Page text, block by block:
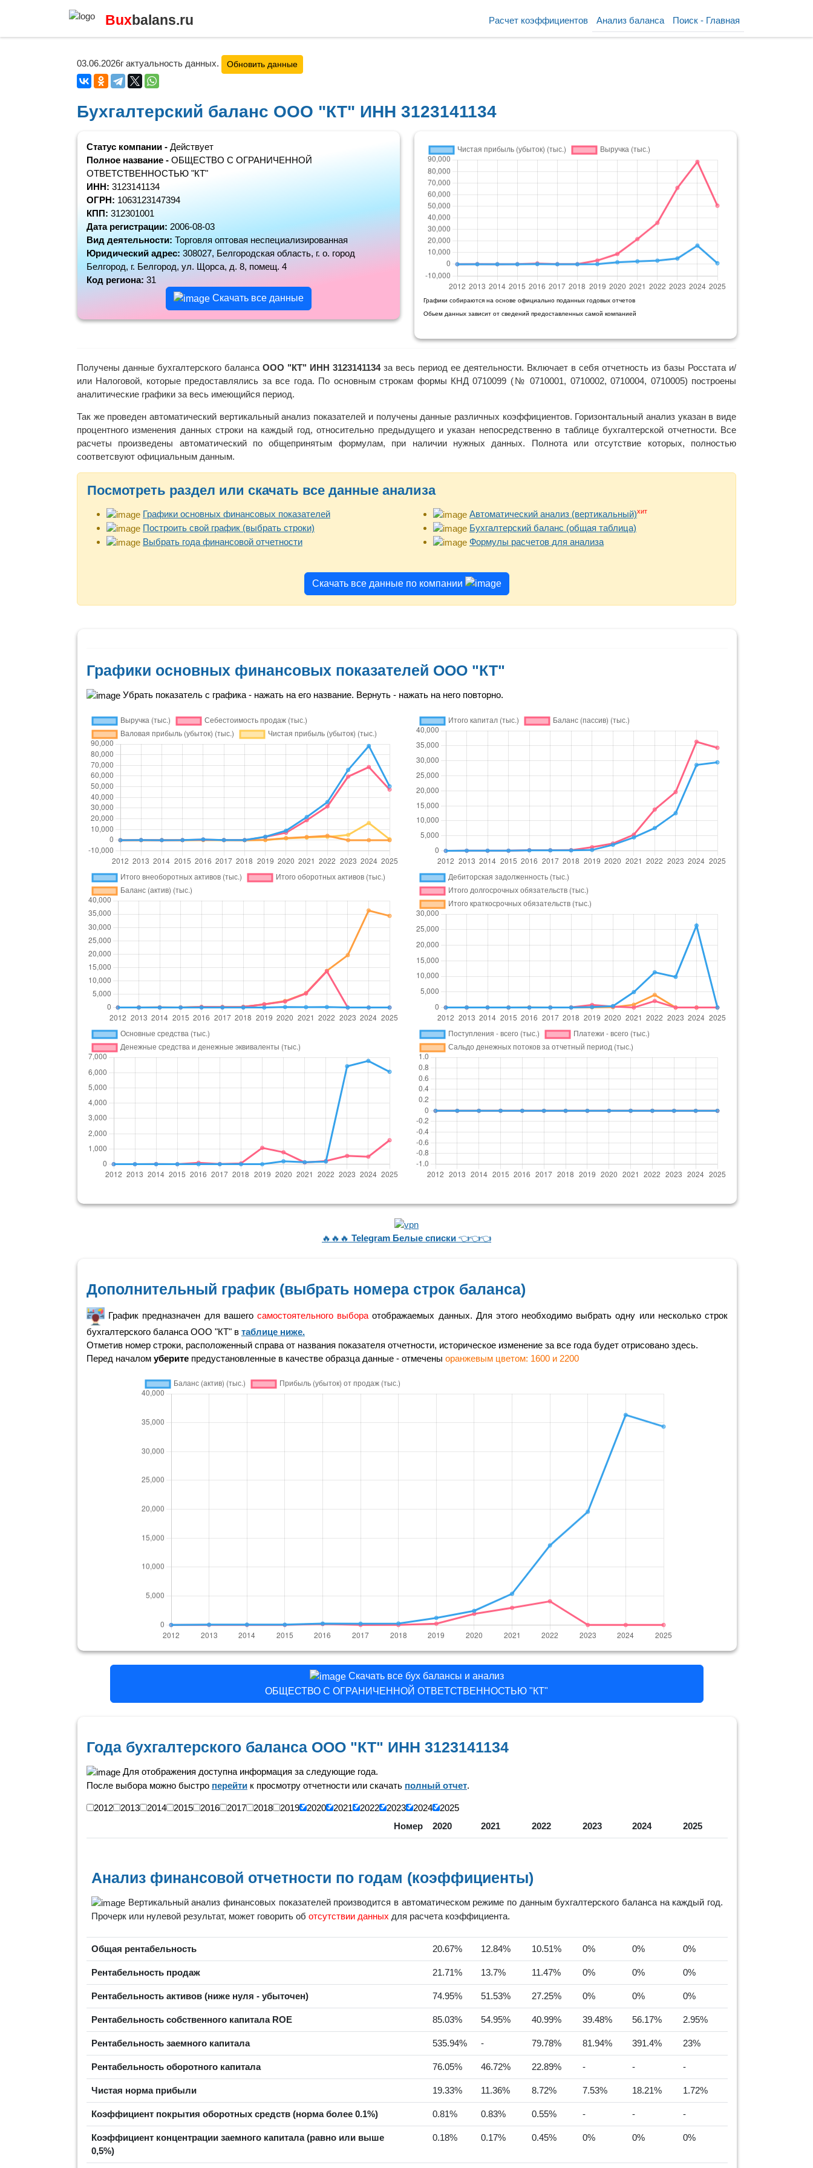
Buxbalans.ru Поиск - Главная
Анализ баланса
Расчет коэффициентов
03.06.2026г актуальность данных. Обновить данные
Бухгалтерский баланс ООО "КТ" ИНН 3123141134
Статус компании - Действует
Полное название - ОБЩЕСТВО С ОГРАНИЧЕННОЙ
ОТВЕТСТВЕННОСТЬЮ "КТ"
ИНН: 3123141134
ОГРН: 1063123147394
КПП: 312301001
Дата регистрации: 2006-08-03
Вид деятельности: Торговля оптовая неспециализированная
Юридический адрес: 308027, Белгородская область, г. о. город
Белгород, г. Белгород, ул. Щорса, д. 8, помещ. 4
Код региона: 31
Скачать все данные
Графики собираются на основе официально поданных годовых отчетов
Обьем данных зависит от сведений предоставленных самой компанией
Получены данные бухгалтерского баланса ООО "КТ" ИНН 3123141134за весь период ее деятельности. Включает в себя отчетность из базы Росстата и/
или Налоговой, которые предоставлялись за все года. По основным строкам формы КНД 0710099 (№ 0710001, 0710002, 0710004, 0710005) построены
аналитические графики за весь имеющийся период.
Так же проведен автоматический вертикальный анализ показателей и получены данные различных коэффициентов. Горизонтальный анализ указан в виде
процентного изменения данных строки на каждый год, относительно предыдущего и указан непосредственно в таблице бухгалтерской отчетности. Все
расчеты произведены автоматический по общепринятым формулам, при наличии нужных данных. Полнота или отсутствие которых, полностью
соответсвуют официальным данным.
Посмотреть раздел или скачать все данные анализа
Графики основных финансовых показателей
Построить свой график (выбрать строки)
Выбрать года финансовой отчетности
Автоматический анализ (вертикальный)хит
Бухгалтерский баланс (общая таблица)
Формулы расчетов для анализа
Скачать все данные по компании
Графики основных финансовых показателей ООО "КТ"
Убрать показатель с графика - нажать на его название. Вернуть - нажать на него повторно.
🔥🔥🔥 Telegram Белые списки 👈👈👈
Дополнительный график (выбрать номера строк баланса)
График предназначен для вашего самостоятельного выбора отображаемых данных. Для этого необходимо выбрать одну или несколько строк
бухгалтерского баланса ООО "КТ" в таблице ниже.
Отметив номер строки, расположенный справа от названия показателя отчетности, историческое изменение за все года будет отрисовано здесь.
Перед началом уберите предустановленные в качестве образца данные - отмечены оранжевым цветом: 1600 и 2200
Скачать все бух балансы и анализ
ОБЩЕСТВО С ОГРАНИЧЕННОЙ ОТВЕТСТВЕННОСТЬЮ "КТ"
Года бухгалтерского баланса ООО "КТ" ИНН 3123141134
Для отображения доступна информация за следующие года.
После выбора можно быстро перейти к просмотру отчетности или скачать полный отчет.
2012 2013 2014 2015 2016 2017 2018 2019 2020 2021 2022 2023 2024
2025
Номер
2020 2021 2022 2023 2024 2025
Анализ финансовой отчетности по годам (коэффициенты)
Вертикальный анализ финансовых показателей производится в автоматическом режиме по данным бухгалтерского баланса на каждый год.
Прочерк или нулевой результат, может говорить об отсутствии данных для расчета коэффициента.
Общая рентабельность 20.67% 12.84% 10.51% 0% 0% 0%
Рентабельность продаж 21.71% 13.7% 11.47% 0% 0% 0%
Рентабельность активов (ниже нуля - убыточен) 74.95% 51.53% 27.25% 0% 0% 0%
Рентабельность собственного капитала ROE 85.03% 54.95% 40.99% 39.48% 56.17% 2.95%
Рентабельность заемного капитала 535.94% - 79.78% 81.94% 391.4% 23%
Рентабельность оборотного капитала 76.05% 46.72% 22.89% - - -
Чистая норма прибыли 19.33% 11.36% 8.72% 7.53% 18.21% 1.72%
Коэффициент покрытия оборотных средств (норма более 0.1%) 0.81% 0.83% 0.55% - - -
Коэффициент концентрации заемного капитала (равно или выше
0,5%)
0.18% 0.17% 0.45% 0% 0% 0%